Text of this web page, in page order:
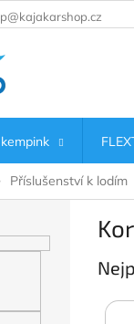
Příslušenství k lodím